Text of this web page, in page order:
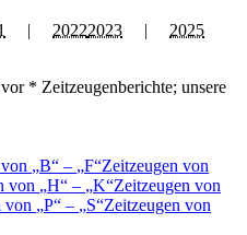
| 20222023 | 2025
* Zeitzeugenberichte; unsere
B – F Zeitzeugen von
von H – K Zeitzeugen von
von P – S Zeitzeugen von